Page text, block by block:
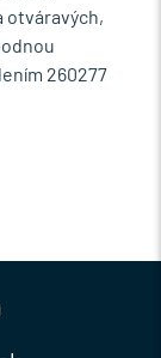
otváravých,
260277